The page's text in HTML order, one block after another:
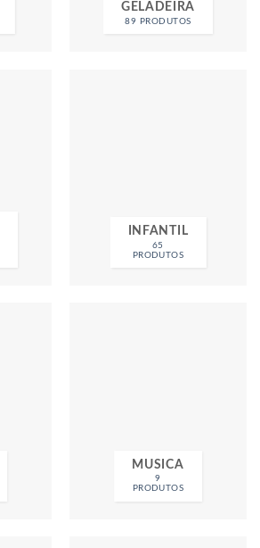
GELADEIRA
89 PRODUTOS
INFANTIL
65
PRODUTOS
MUSICA
9
PRODUTOS